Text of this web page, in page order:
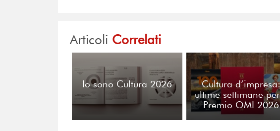
Articoli Correlati
Io sono Cultura 2026
Cultura
ultime settimane
Premio OMI 2026